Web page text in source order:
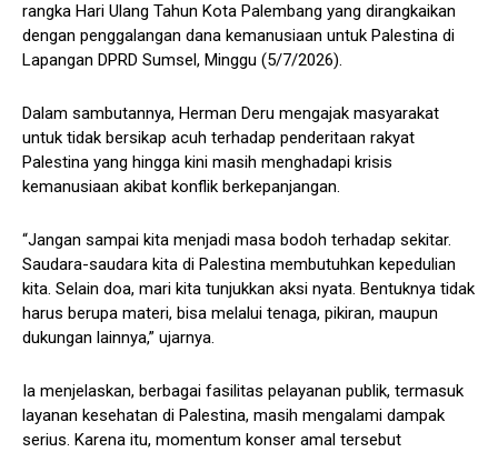
rangka Hari Ulang Tahun Kota Palembang yang dirangkaikan
dengan penggalangan dana kemanusiaan untuk Palestina di
Lapangan DPRD Sumsel, Minggu (5/7/2026).
Dalam sambutannya, Herman Deru mengajak masyarakat
untuk tidak bersikap acuh terhadap penderitaan rakyat
Palestina yang hingga kini masih menghadapi krisis
kemanusiaan akibat konflik berkepanjangan.
“Jangan sampai kita menjadi masa bodoh terhadap sekitar.
Saudara-saudara kita di Palestina membutuhkan kepedulian
kita. Selain doa, mari kita tunjukkan aksi nyata. Bentuknya tidak
harus berupa materi, bisa melalui tenaga, pikiran, maupun
dukungan lainnya,” ujarnya.
Ia menjelaskan, berbagai fasilitas pelayanan publik, termasuk
layanan kesehatan di Palestina, masih mengalami dampak
serius. Karena itu, momentum konser amal tersebut